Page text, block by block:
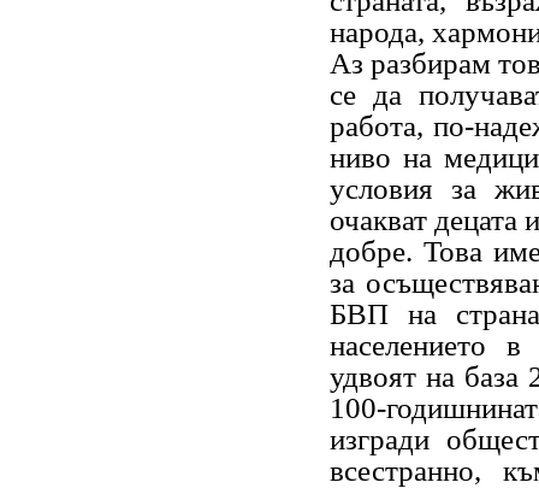
народа,
Аз разбирам
се да
работа, по-
ниво на
условия за
очакват децата
добре. Това
за
БВП на
населението
удвоят на база
100-
изгради
всестранно,